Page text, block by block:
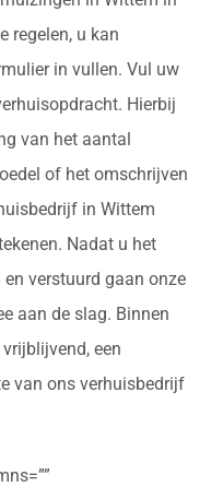
regelen, u kan
in vullen. Vul uw
Hierbij
van het aantal
of het omschrijven
in Wittem
Nadat u het
verstuurd gaan onze
aan de slag. Binnen
een
van ons verhuisbedrijf